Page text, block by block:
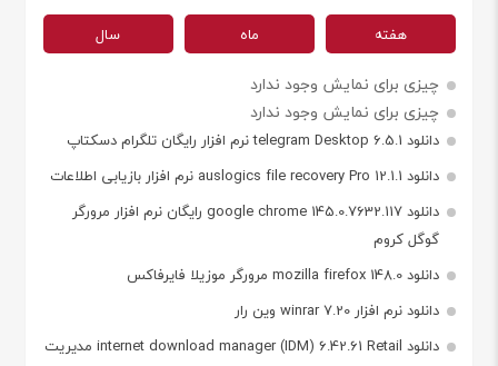
هفته ماه سال
چیزی برای نمایش وجود ندارد
چیزی برای نمایش وجود ندارد
دانلود telegram Desktop 6.5.1 نرم افزار رایگان تلگرام دسکتاپ
دانلود auslogics file recovery Pro 12.1.1 نرم افزار بازیابی اطلاعات
دانلود google chrome 145.0.7632.117 رایگان نرم افزار مرورگر
گوگل کروم
دانلود mozilla firefox 148.0 مرورگر موزیلا فایرفاکس
دانلود نرم افزار winrar 7.20 وین رار
دانلود internet download manager (IDM) 6.42.61 Retail مدیریت